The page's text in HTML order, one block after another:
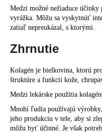
Medzi možné nežiaduce účinky
vyrážka. Môžu sa vyskytnúť
zatiaľ nepreukázal, s ktorými.
Zhrnutie
Kolagén je bielkovina, ktorú
štruktúre a funkcii kože,
Medzi lekárske použitia
Mnohí ľudia používajú
jeho produkciu v tele, aby si
môžu byť účinné. Je však